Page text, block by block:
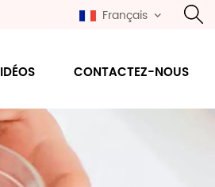
Français
CONTACTEZ-NOUS